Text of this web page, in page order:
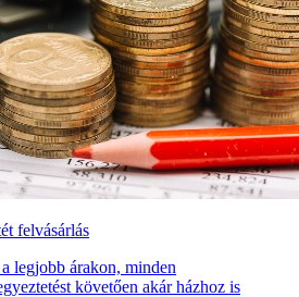
felvásárlás
legjobb árakon, minden
követően akár házhoz is